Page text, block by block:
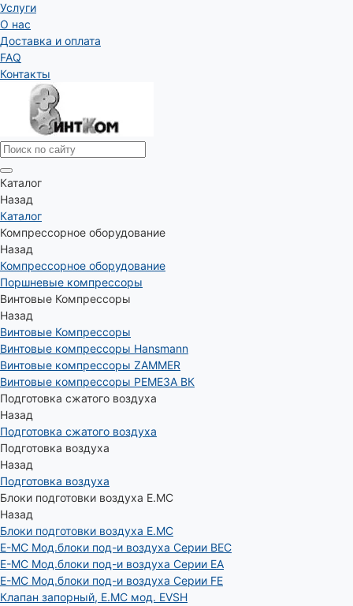
Услуги
О нас
Доставка и оплата
FAQ
Контакты
Каталог
Назад
Каталог
Компрессорное оборудование
Назад
Компрессорное оборудование
Поршневые компрессоры
Винтовые Компрессоры
Назад
Винтовые Компрессоры
Винтовые компрессоры Hansmann
Винтовые компрессоры ZAMMER
Винтовые компрессоры РЕМЕЗА ВК
Подготовка сжатого воздуха
Назад
Подготовка сжатого воздуха
Подготовка воздуха
Назад
Подготовка воздуха
Блоки подготовки воздуха E.MC
Назад
Блоки подготовки воздуха E.MC
E-MC Мод.блоки под-и воздуха Серии BEC
E-MC Мод.блоки под-и воздуха Серии EA
E-MC Мод.блоки под-и воздуха Серии FE
Клапан запорный, E.MC мод. EVSH